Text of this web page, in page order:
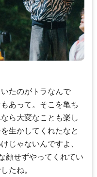
たのがトラなんで
あって。そこを亀ち
ら大変なことも楽し
生かしてくれたなと
じゃないんですよ、
顔せずやってくれてい
たね。